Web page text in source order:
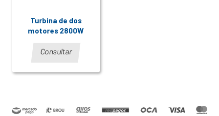
Turbina de dos
motores 2800W
Consultar